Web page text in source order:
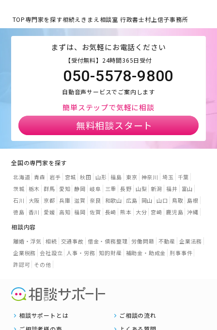
TOP専門家を探す相続えきまえ相談室 行政書士村上信子事務所
まずは、お気軽にお電話ください
【受付無料】24時間365日受付
050-5578-9800
自動音声サービスでご案内します
簡単ステップで気軽に相談
無料相談スタート
全国の専門家を探す
北海道 青森 岩手 宮城 秋田 山形 福島 東京 神奈川 埼玉
千葉
茨城 栃木 群馬 愛知 静岡 岐阜 三重 長野 山梨 新潟 福井
富山
石川
大阪 京都 兵庫 滋賀 奈良 和歌山 広島 岡山 山口 鳥取
島根
徳島 香川 愛媛 高知 福岡 佐賀 長崎 熊本 大分 宮崎 鹿児島 沖縄
相談内容
離婚・浮気 相続 交通事故 借金・債務整理 労働問題 不動産 企業法務
企業税務 会社設立 人事・労務 知的財産 補助金・助成金 刑事事件
許認可 その他
相談サポートとは
ご相談の流れ